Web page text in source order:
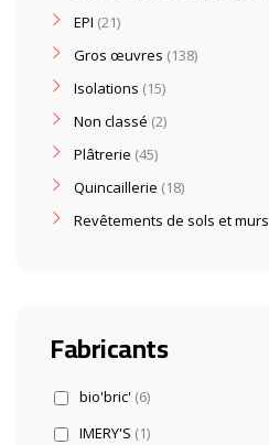
EPI 21
Gros œuvres 138
Isolations 15
Non classé 2
Plâtrerie 45
Quincaillerie 18
Revêtements de sols et murs
Fabricants
bio'bric' (6)
IMERY'S (1)